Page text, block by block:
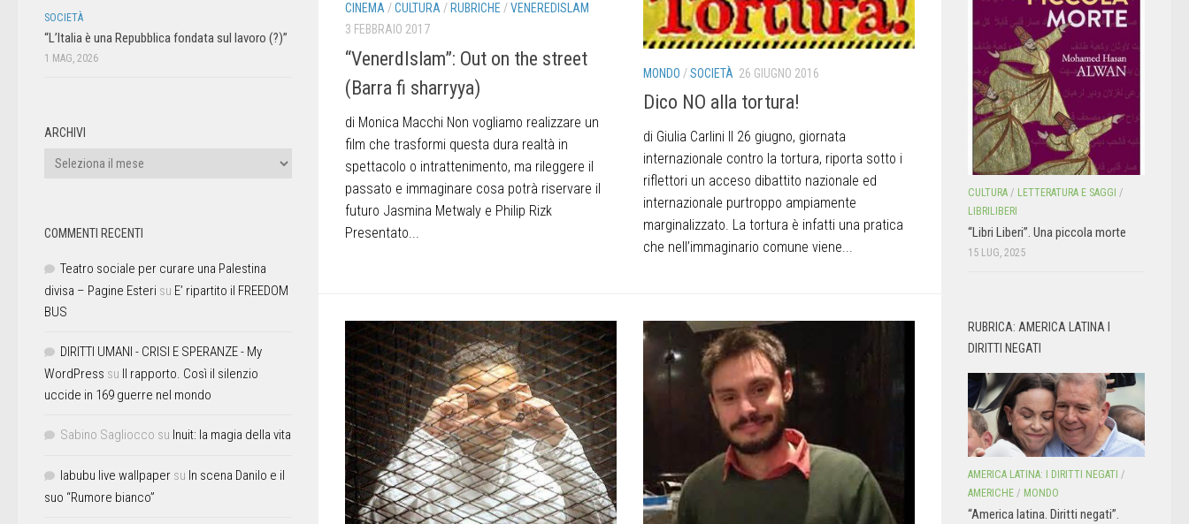
CINEMA/CULTURA/ RUBRICHE /VENEREDISLAM
3 FEBBRAIO 2017
“VenerdIslam”: Out on the street
(Barra fi sharryya)
di Monica Macchi Non vogliamo realizzare un
film che trasformi questa dura realtà in
spettacolo o intrattenimento, ma rileggere il
passato e immaginare cosa potrà riservare il
futuro Jasmina Metwaly e Philip Rizk
Presentato...
MONDO /SOCIETÀ 26 GIUGNO 2016
Dico NO alla tortura!
di Giulia Carlini Il 26 giugno, giornata
internazionale contro la tortura, riporta sotto i
riflettori un acceso dibattito nazionale ed
internazionale purtroppo ampiamente
marginalizzato. La tortura è infatti una pratica
che nell’immaginario comune viene...
SOCIETÀ
“L’Italia è una Repubblica fondata sul lavoro (?)”
1 MAG, 2026
ARCHIVI
COMMENTI RECENTI
Teatro sociale per curare una Palestina
divisa – Pagine Esteri su E’ ripartito il FREEDOM
BUS
DIRITTI UMANI - CRISI E SPERANZE - My
WordPress su Il rapporto. Così il silenzio
uccide in 169 guerre nel mondo
Sabino Sagliocco su Inuit: la magia della vita
labubu live wallpaper su In scena Danilo e il
suo “Rumore bianco”
CULTURA / LETTERATURA E SAGGI /
LIBRILIBERI
“Libri Liberi”. Una piccola morte
15 LUG, 2025
RUBRICA: AMERICA LATINA I
DIRITTI NEGATI
AMERICA LATINA: I DIRITTI NEGATI /
AMERICHE / MONDO
“America latina. Diritti negati”.